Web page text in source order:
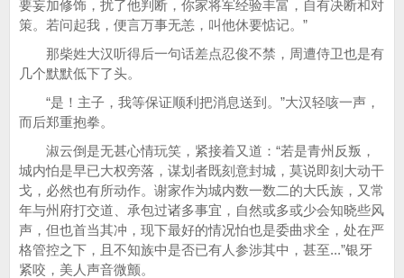
要妄加修饰，扰了他判断，你家将军经验丰富，自有决断和对
策。若问起我，便言万事无恙，叫他休要惦记。”
那柴姓大汉听得后一句话差点忍俊不禁，周遭侍卫也是有
几个默默低下了头。
“是！主子，我等保证顺利把消息送到。”大汉轻咳一声，
而后郑重抱拳。
淑云倒是无甚心情玩笑，紧接着又道：“若是青州反叛，
城内怕是早已大权旁落，谋划者既刻意封城，莫说即刻大动干
戈，必然也有所动作。谢家作为城内数一数二的大氏族，又常
年与州府打交道、承包过诸多事宜，自然或多或少会知晓些风
声，但也首当其冲，现下最好的情况怕也是委曲求全，处在严
格管控之下，且不知族中是否已有人参涉其中，甚至...”银牙
紧咬，美人声音微颤。